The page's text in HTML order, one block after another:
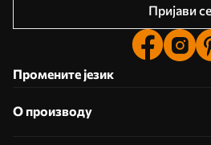
Пријави се
Промените језик
О производу